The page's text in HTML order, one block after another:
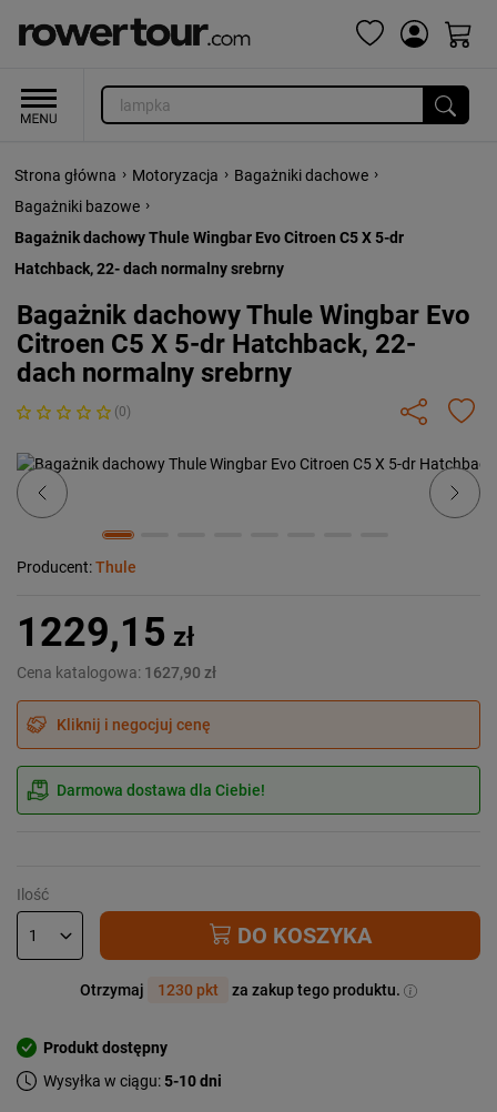
Strona główna › Motoryzacja › Bagażniki dachowe ›
Bagażniki bazowe ›
Bagażnik dachowy Thule Wingbar Evo Citroen C5 X 5-dr
Hatchback, 22- dach normalny srebrny
Bagażnik dachowy Thule Wingbar Evo
Citroen C5 X 5-dr Hatchback, 22-
dach normalny srebrny
(0)
Previous Next
Producent:Thule
1229,15 zł
Cena katalogowa: 1627,90 zł
Kliknij i negocjuj cenę
Darmowa dostawa dla Ciebie!
Ilość
DO KOSZYKA
Otrzymaj 1230 pkt za zakup tego produktu.
Produkt dostępny
Wysyłka w ciągu:5-10 dni